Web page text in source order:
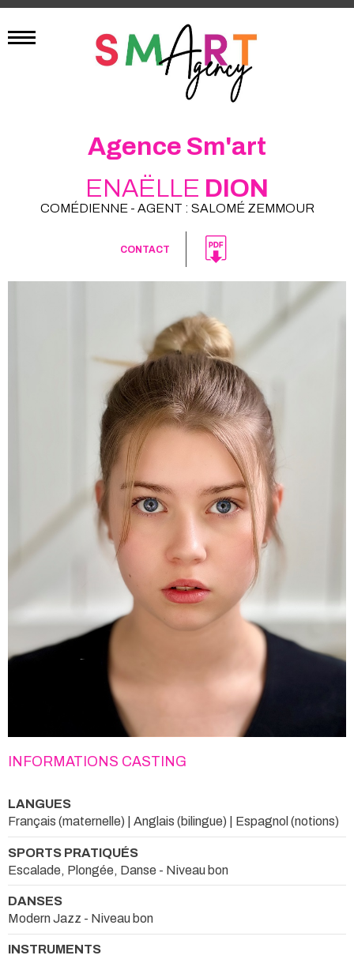
Agence Sm'art
ENAËLLE DION
COMÉDIENNE - AGENT : SALOMÉ ZEMMOUR
CONTACT
INFORMATIONS CASTING
LANGUES
Français (maternelle) | Anglais (bilingue) | Espagnol (notions)
SPORTS PRATIQUÉS
Escalade, Plongée, Danse - Niveau bon
DANSES
Modern Jazz - Niveau bon
INSTRUMENTS